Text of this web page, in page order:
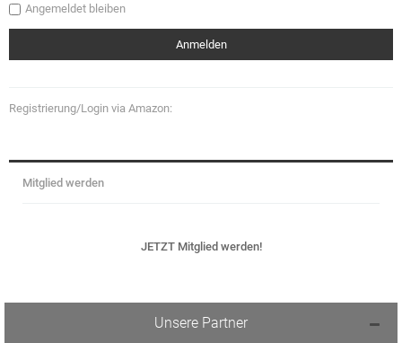
Angemeldet bleiben
Registrierung/Login via Amazon:
Mitglied werden
JETZT Mitglied werden!
Unsere Partner